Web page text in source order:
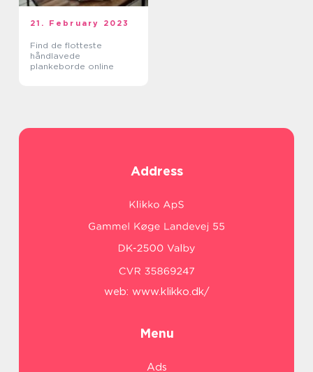
21. February 2023
Find de flotteste
håndlavede
plankeborde online
Address
web: www.klikko.dk/
Menu
Ads